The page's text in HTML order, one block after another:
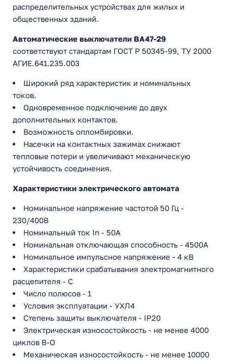
распределительных устройствах для жилых и
общественных зданий.
Автоматические выключатели ВА47-29
соответствуют стандартам ГОСТ Р 50345-99, ТУ 2000
АГИЕ.641.235.003
Широкий ряд характеристик и номинальных
токов.
Одновременное подключение до двух
дополнительных контактов.
Возможность опломбировки.
Насечки на контактных зажимах снижают
тепловые потери и увеличивают механическую
устойчивость соединения.
Характеристики электрического автомата
Номинальное напряжение частотой 50 Гц -
230/400В
Номинальный ток In - 50А
Номинальная отключающая способность - 4500А
Номинальное импульсное напряжение - 4 кВ
Характеристики срабатывания электромагнитного
расцепителя - C
Число полюсов - 1
Условия эксплуатации - УХЛ4
Степень защиты выключателя - IP20
Электрическая износостойкость - не менее 4000
циклов В-О
Механическая износостойкость - не менее 10000